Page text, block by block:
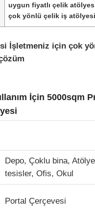
uygun fiyatlı çelik
çok yönlü çelik iş atölyesi
İşletmeniz için çok
İçin 5000sqm
Depo, Çoklu bina,
tesisler, Ofis, Okul
Portal Çerçevesi